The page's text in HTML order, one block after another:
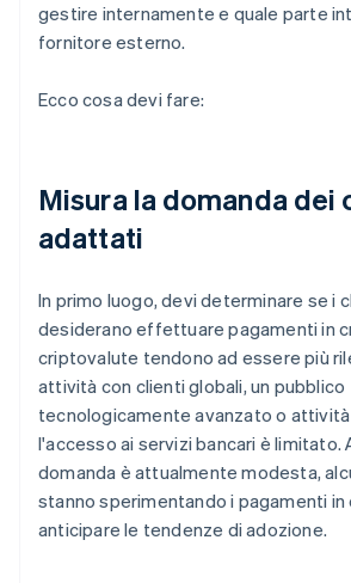
gestire internamente e quale parte
fornitore esterno.
Ecco cosa devi fare:
Misura la domanda dei
adattati
In primo luogo, devi determinare se i
desiderano effettuare pagamenti in
criptovalute tendono ad essere più
attività con clienti globali, un pubblico
tecnologicamente avanzato o attività
l'accesso ai servizi bancari è limitato.
domanda è attualmente modesta,
stanno sperimentando i pagamenti
anticipare le tendenze di adozione.